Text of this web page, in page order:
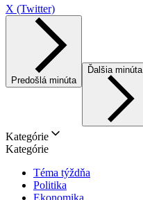
X (Twitter)
Predošlá minúta
Ďalšia minúta
Kategórie
Kategórie
Téma týždňa
Politika
Ekonomika